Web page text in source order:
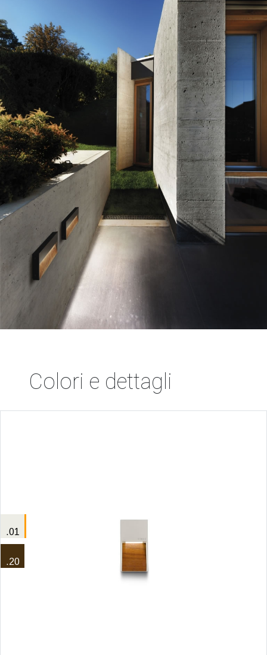
Colori e dettagli
.01
.20